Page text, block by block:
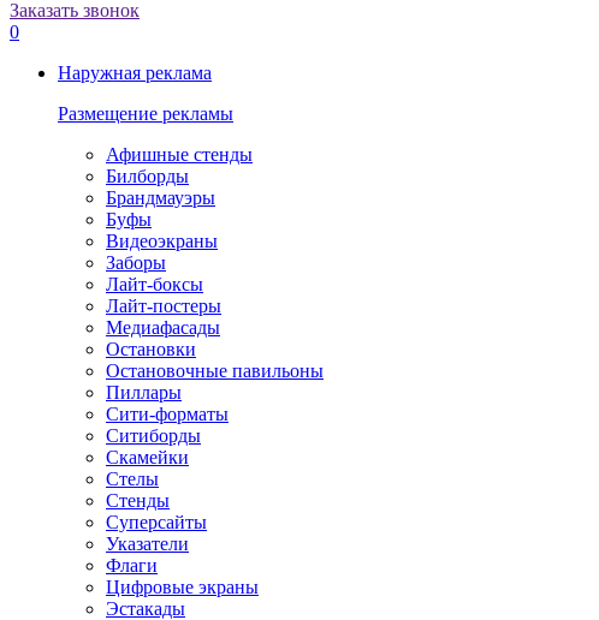
Заказать звонок
0
Наружная реклама
Размещение рекламы
Афишные стенды
Билборды
Брандмауэры
Буфы
Видеоэкраны
Заборы
Лайт-боксы
Лайт-постеры
Медиафасады
Остановки
Остановочные павильоны
Пиллары
Сити-форматы
Ситиборды
Скамейки
Стелы
Стенды
Суперсайты
Указатели
Флаги
Цифровые экраны
Эстакады